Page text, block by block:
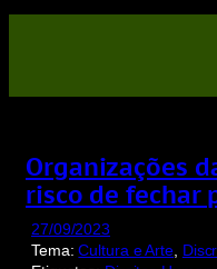
Saltar
conteúdo
Organizações
risco de fechar
27/09/2023
Tema:Cultura e Arte,